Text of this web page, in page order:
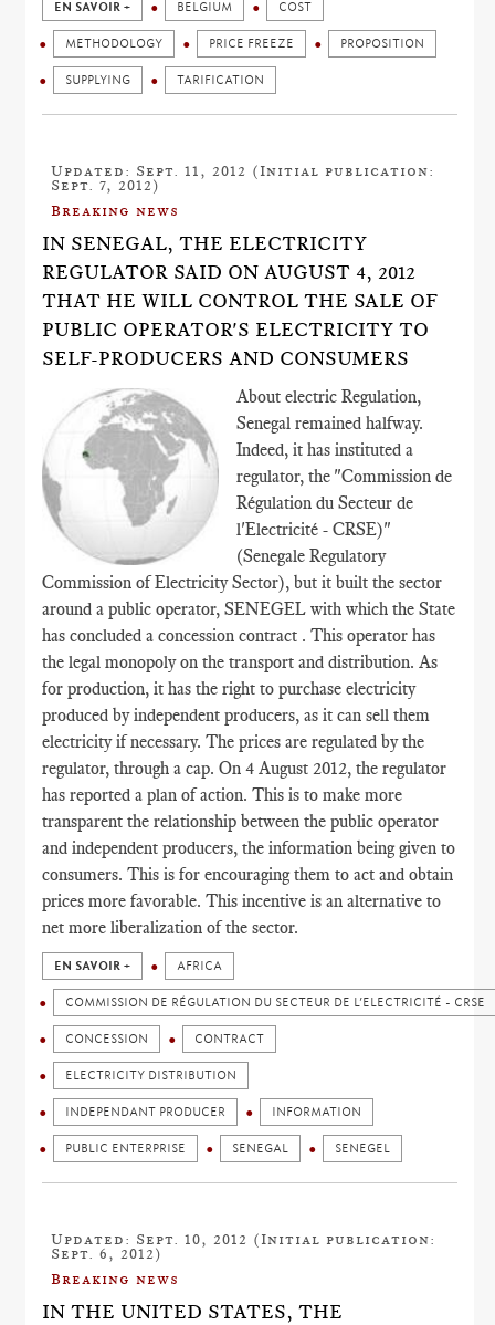
EN SAVOIR + BELGIUM COST
METHODOLOGY PRICE FREEZE PROPOSITION
SUPPLYING TARIFICATION
Updated: Sept. 11, 2012 (Initial publication:
Sept. 7, 2012)
Breaking news
IN SENEGAL, THE ELECTRICITY
REGULATOR SAID ON AUGUST 4, 2012
THAT HE WILL CONTROL THE SALE OF
PUBLIC OPERATOR'S ELECTRICITY TO
SELF-PRODUCERS AND CONSUMERS
About electric Regulation,
Senegal remained halfway.
Indeed, it has instituted a
regulator, the "Commission de
Régulation du Secteur de
l'Electricité - CRSE)"
(Senegale Regulatory
Commission of Electricity Sector), but it built the sector
around a public operator, SENEGEL with which the State
has concluded a concession contract . This operator has
the legal monopoly on the transport and distribution. As
for production, it has the right to purchase electricity
produced by independent producers, as it can sell them
electricity if necessary. The prices are regulated by the
regulator, through a cap. On 4 August 2012, the regulator
has reported a plan of action. This is to make more
transparent the relationship between the public operator
and independent producers, the information being given to
consumers. This is for encouraging them to act and obtain
prices more favorable. This incentive is an alternative to
net more liberalization of the sector.
EN SAVOIR + AFRICA
COMMISSION DE RÉGULATION DU SECTEUR DE L’ELECTRICITÉ - CRSE
CONCESSION CONTRACT
ELECTRICITY DISTRIBUTION
INDEPENDANT PRODUCER INFORMATION
PUBLIC ENTERPRISE SENEGAL SENEGEL
Updated: Sept. 10, 2012 (Initial publication:
Sept. 6, 2012)
Breaking news
IN THE UNITED STATES, THE